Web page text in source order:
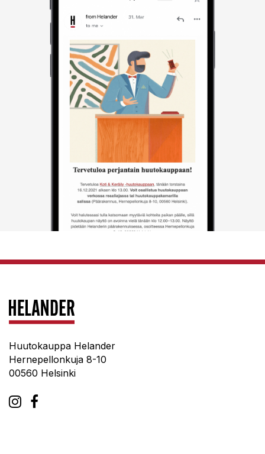
Huutokauppa Helander
Hernepellonkuja 8-10
00560 Helsinki